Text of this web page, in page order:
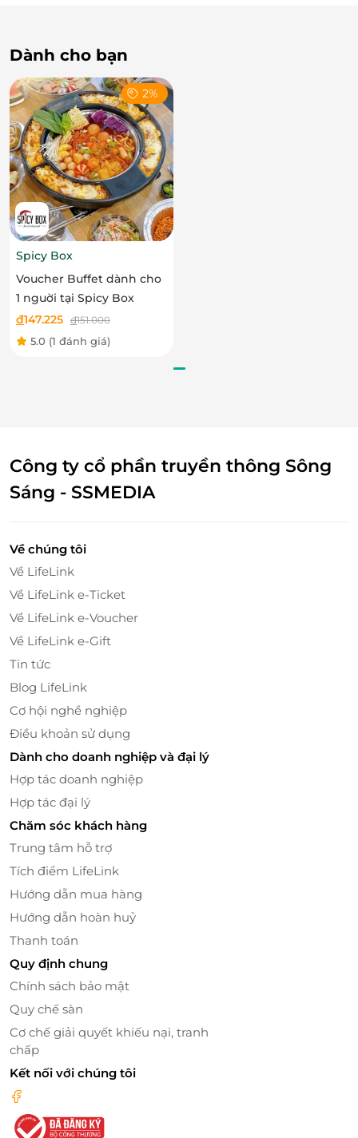
Dành cho bạn
2%
Spicy Box
Voucher Buffet dành cho
1 nguời tại Spicy Box
đ147.225 đ151.000
5.0 (1 đánh giá)
Công ty cổ phần truyền thông Sông
Sáng - SSMEDIA
Về chúng tôi
Về LifeLink
Về LifeLink e-Ticket
Về LifeLink e-Voucher
Về LifeLink e-Gift
Tin tức
Blog LifeLink
Cơ hội nghề nghiệp
Điều khoản sử dụng
Dành cho doanh nghiệp và đại lý
Hợp tác doanh nghiệp
Hợp tác đại lý
Chăm sóc khách hàng
Trung tâm hỗ trợ
Tích điểm LifeLink
Hướng dẫn mua hàng
Hướng dẫn hoàn huỷ
Thanh toán
Quy định chung
Chính sách bảo mật
Quy chế sàn
Cơ chế giải quyết khiếu nại, tranh
chấp
Kết nối với chúng tôi